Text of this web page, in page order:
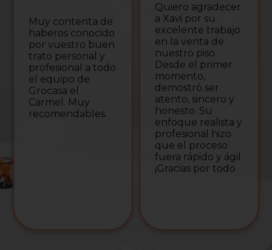
Muy contenta de
haberos conocido
por vuestro buen
trato personal y
profesional a todo
el equipo de
Grocasa el
Carmel. Muy
recomendables.
Quiero agradecer
a Xavi por su
excelente trabajo
en la venta de
nuestro piso.
Desde el primer
momento,
demostró ser
atento, sincero y
honesto. Su
enfoque realista y
profesional hizo
que el proceso
fuera rápido y ágil.
¡Gracias por todo